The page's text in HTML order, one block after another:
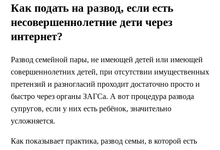
Как подать на развод, если есть
несовершеннолетние дети через
интернет?
Развод семейной пары, не имеющей детей или имеющей
совершеннолетних детей, при отсутствии имущественных
претензий и разногласий проходит достаточно просто и
быстро через органы ЗАГСа. А вот процедура развода
супругов, если у них есть ребёнок, значительно
усложняется.
Как показывает практика, развод семьи, в которой есть